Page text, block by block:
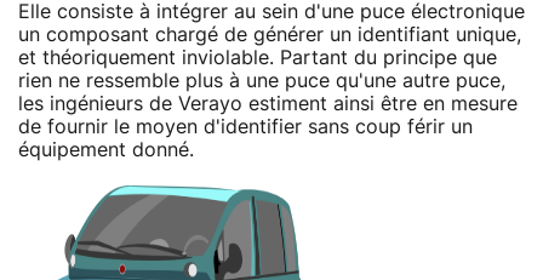
Elle consiste à intégrer au sein d'une puce électronique
un composant chargé de générer un identifiant unique,
et théoriquement inviolable. Partant du principe que
rien ne ressemble plus à une puce qu'une autre puce,
les ingénieurs de Verayo estiment ainsi être en mesure
de fournir le moyen d'identifier sans coup férir un
équipement donné.